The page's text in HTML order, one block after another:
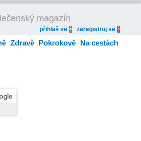
magazín
přihlaš se zaregistruj se
Zdravě Pokrokově Na cestách